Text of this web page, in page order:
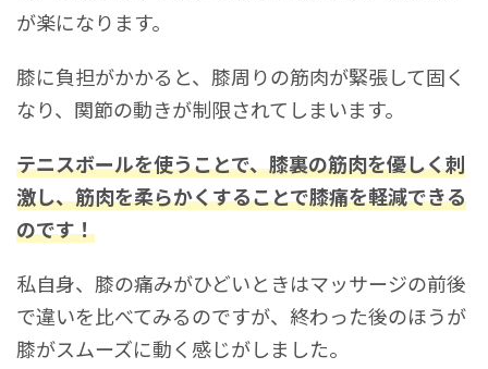
が楽になります。
膝に負担がかかると、膝周りの筋肉が緊張して固く
なり、関節の動きが制限されてしまいます。
テニスボールを使うことで、膝裏の筋肉を優しく刺
激し、筋肉を柔らかくすることで膝痛を軽減できる
のです！
私自身、膝の痛みがひどいときはマッサージの前後
で違いを比べてみるのですが、終わった後のほうが
膝がスムーズに動く感じがしました。